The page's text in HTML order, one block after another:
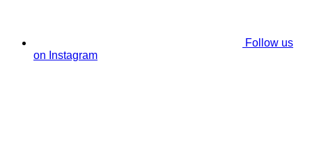
Follow us
on Instagram